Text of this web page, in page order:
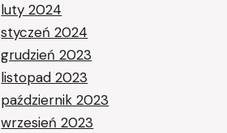
luty 2024
styczeń 2024
grudzień 2023
listopad 2023
październik 2023
wrzesień 2023